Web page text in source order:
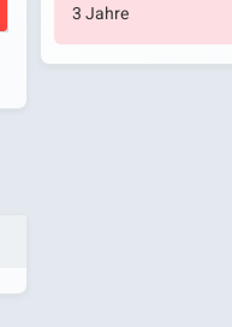
3 Jahre